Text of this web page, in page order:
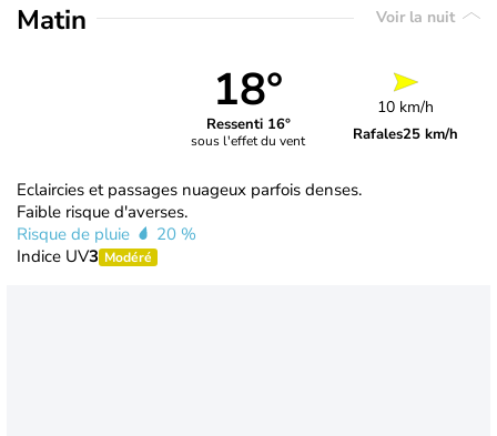
Matin Voir la nuit
18°
Ressenti 16°
sous l'effet du vent
10 km/h
Rafales25 km/h
Eclaircies et passages nuageux parfois denses.
Faible risque d'averses.
Risque de pluie
20 %
Indice UV3 Modéré